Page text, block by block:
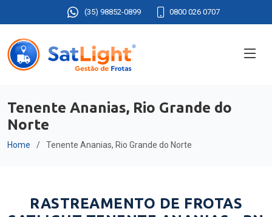
(35) 98852-0899 0800 026 0707
Tenente Ananias, Rio Grande do
Norte
Home Tenente Ananias, Rio Grande do Norte
RASTREAMENTO DE FROTAS